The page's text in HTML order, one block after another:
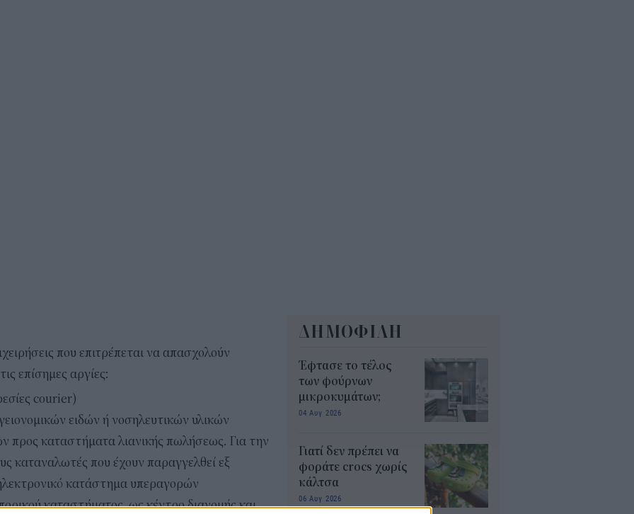
που επιτρέπεται να απασχολούν
επίσημες αργίες:
courier)
ειδών ή νοσηλευτικών υλικών
προς καταστήματα λιανικής πωλήσεως. Για την
καταναλωτές που έχουν παραγγελθεί εξ
κατάστημα υπεραγορών
καταστήματος, ως κέντρο διανομής και
ΔΗΜΟΦΙΛΗ
Έφτασε το τέλος
των φούρνων
μικροκυμάτων;
04 Αυγ 2026
Γιατί δεν πρέπει να
φοράτε crocs χωρίς
κάλτσα
06 Αυγ 2026